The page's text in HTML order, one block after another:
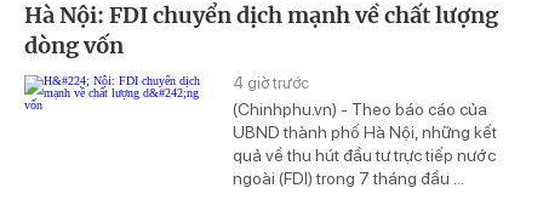
Hà Nội: FDI chuyển dịch mạnh về chất lượng
dòng vốn
4 giờ trước
(Chinhphu.vn) - Theo báo cáo của
UBND thành phố Hà Nội, những kết
quả về thu hút đầu tư trực tiếp nước
ngoài (FDI) trong 7 tháng đầu ...